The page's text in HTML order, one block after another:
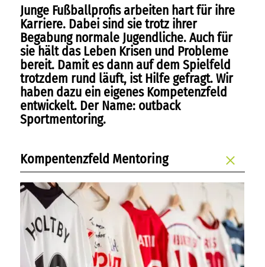
kontakt
freie kapazitäten
FAIRMILIE
initiativbewerbung
Junge Fußballprofis arbeiten hart für ihre
Karriere. Dabei sind sie trotz ihrer
Begabung normale Jugendliche. Auch für
sie hält das Leben Krisen und Probleme
bereit. Damit es dann auf dem Spielfeld
trotzdem rund läuft, ist Hilfe gefragt. Wir
haben dazu ein eigenes Kompetenzfeld
entwickelt. Der Name: outback
Sportmentoring.
Kompentenzfeld Mentoring